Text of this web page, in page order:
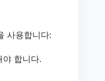
사용합니다:
합니다.